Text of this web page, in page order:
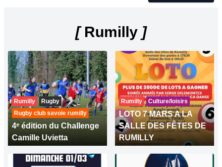
[Rumilly ]
Rumilly
Rugby
Rugby club savoie rumilly
4ᵉ édition du Challenge
Camille Uvietta
Rumilly Culture/loisirs
LOTO 7 MARS A LA
SALLE DES FÊTES DE
RUMILLY